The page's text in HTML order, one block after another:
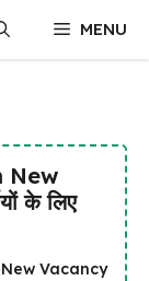
MENU
New
के लिए
Vacancy